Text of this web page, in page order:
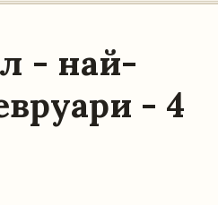
- най-
- 4